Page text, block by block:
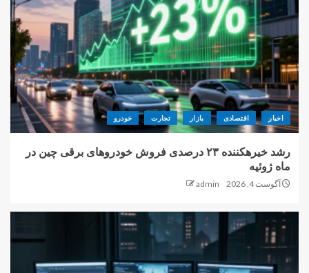
اخبار اقتصادی بازار تجارت خودرو
رشد خیرهکننده ۲۳ درصدی فروش خودروهای برقی چین در
ماه ژوئیه
آگوست 4, 2026 admin